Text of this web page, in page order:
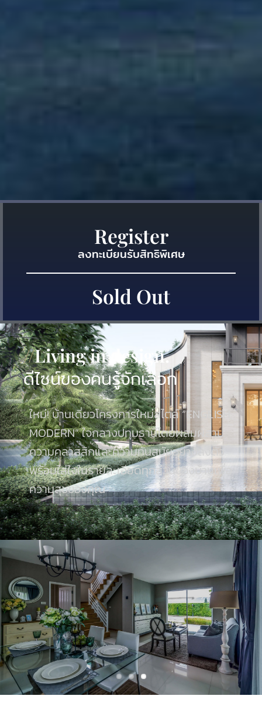
//Living in design.
ดีไซน์ของคนรู้จักเลือก
ใหม่! บ้านเดี่ยวโครงการใหม่สไตล์ “ENGLISH
MODERN” ใจกลางปทุมธานีโดยผสมผสาน
ความคลาสสิกและความทันสมัยอย่างลงตัว
พร้อมใส่ใจในรายละเอียดทุกส่วนของบ้านเพื่อ
ความสุขของคุณ
Register
ลงทะเบียนรับสิทธิพิเศษ
Sold Out